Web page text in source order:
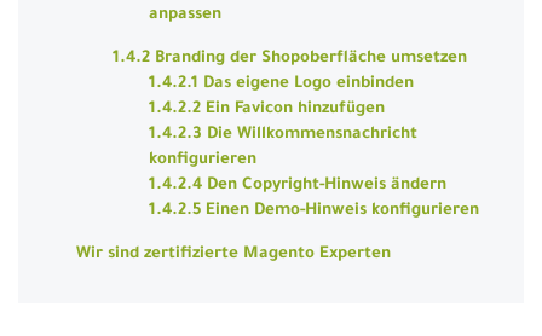
anpassen
1.4.2 Branding der Shopoberfläche umsetzen
1.4.2.1 Das eigene Logo einbinden
1.4.2.2 Ein Favicon hinzufügen
1.4.2.3 Die Willkommensnachricht
konfigurieren
1.4.2.4 Den Copyright-Hinweis ändern
1.4.2.5 Einen Demo-Hinweis konfigurieren
Wir sind zertifizierte Magento Experten